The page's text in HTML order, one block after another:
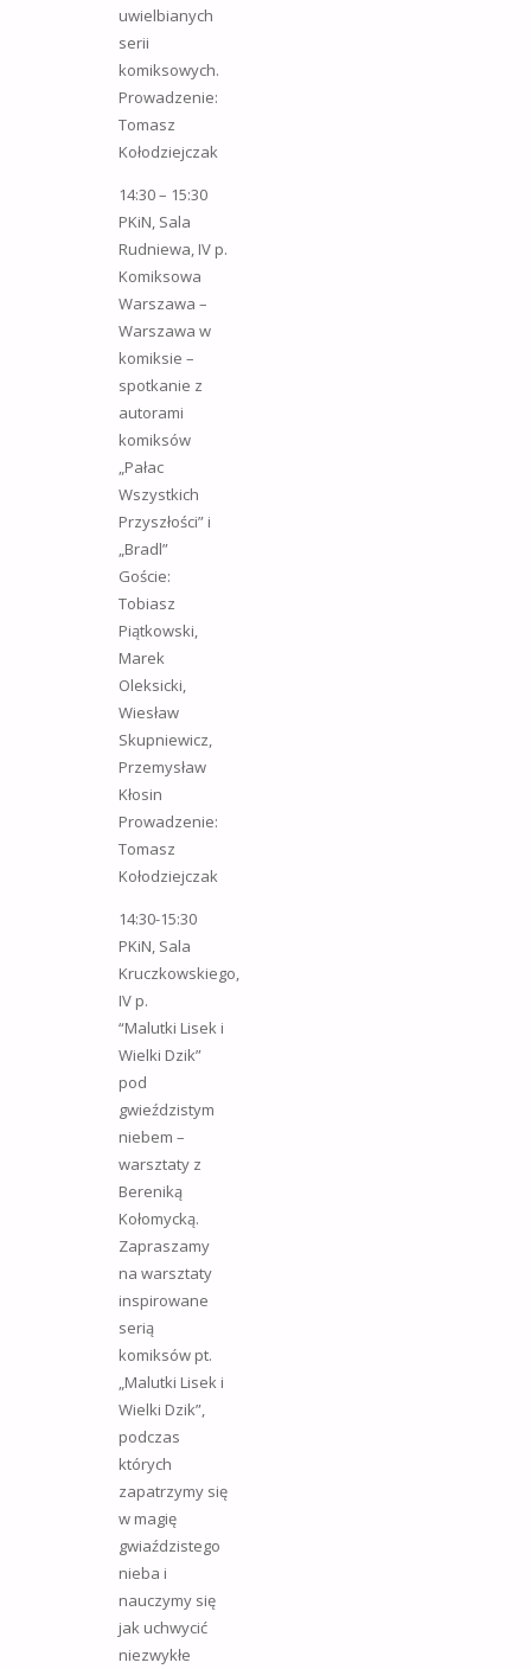
uwielbianych
serii
komiksowych.
Prowadzenie:
Tomasz
Kołodziejczak
14:30 – 15:30
PKiN, Sala
Rudniewa, IV p.
Komiksowa
Warszawa –
Warszawa w
komiksie –
spotkanie z
autorami
komiksów
„Pałac
Wszystkich
Przyszłości” i
„Bradl”
Goście:
Tobiasz
Piątkowski,
Marek
Oleksicki,
Wiesław
Skupniewicz,
Przemysław
Kłosin
Prowadzenie:
Tomasz
Kołodziejczak
14:30-15:30
PKiN, Sala
Kruczkowskiego,
IV p.
“Malutki Lisek i
Wielki Dzik”
pod
gwieździstym
niebem –
warsztaty z
Bereniką
Kołomycką.
Zapraszamy
na warsztaty
inspirowane
serią
komiksów pt.
„Malutki Lisek i
Wielki Dzik”,
podczas
których
zapatrzymy się
w magię
gwiaździstego
nieba i
nauczymy się
jak uchwycić
niezwykłe